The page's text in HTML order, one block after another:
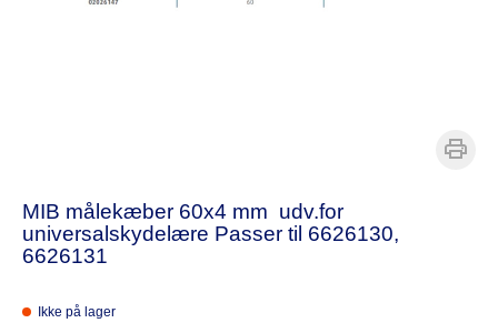
MIB målekæber 60x4 mm udv.for
universalskydelære Passer til 6626130,
6626131
Ikke på lager